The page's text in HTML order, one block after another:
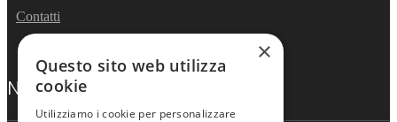
Contatti
NEWSLETTER
×
Questo sito web utilizza
cookie
Utilizziamo i cookie per personalizzare